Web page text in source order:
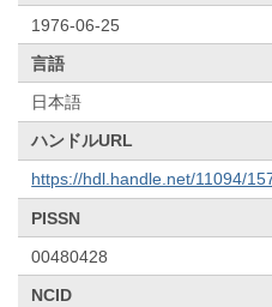
1976-06-25
言語
日本語
ハンドルURL
https://hdl.handle.net/11094/
PISSN
00480428
NCID